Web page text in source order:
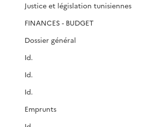
Justice et législation tunisiennes
FINANCES - BUDGET
Dossier général
Id.
Id.
Id.
Emprunts